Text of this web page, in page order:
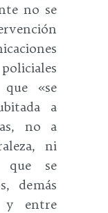
no se
«se
a
no a
ni
que se
demás
y entre